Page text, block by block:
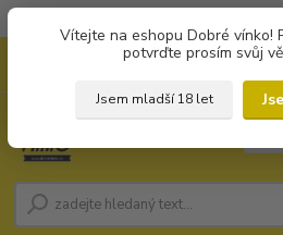
Vítejte na eshopu Dobré vínko!
potvrďte prosím svůj
Jsem mladší 18 let